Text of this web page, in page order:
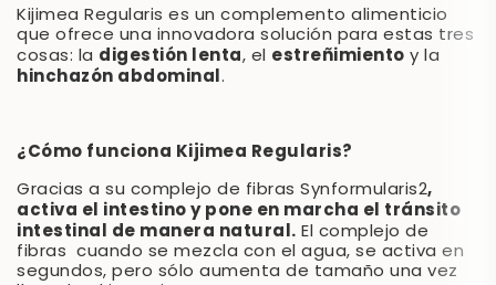
Kijimea Regularis es un complemento alimenticio
que ofrece una innovadora solución para estas tres
cosas: la digestión lenta, el estreñimiento y la
hinchazón abdominal.
¿Cómo funciona Kijimea Regularis?
Gracias a su complejo de fibras Synformularis2,
activa el intestino y pone en marcha el tránsito
intestinal de manera natural. El complejo de
fibras cuando se mezcla con el agua, se activa en
segundos, pero sólo aumenta de tamaño una vez